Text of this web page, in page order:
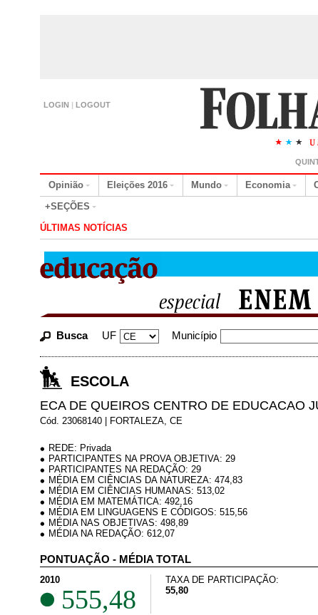
LOGIN | LOGOUT
Opinião Eleições 2016 Mundo Economia
+SEÇÕES
ÚLTIMAS NOTÍCIAS
Busca UF Município
ESCOLA
ECA DE QUEIROS CENTRO DE EDUCACAO
Cód. 23068140 | FORTALEZA, CE
REDE: Privada
PARTICIPANTES NA PROVA OBJETIVA: 29
PARTICIPANTES NA REDAÇÃO: 29
MÉDIA EM CIÊNCIAS DA NATUREZA: 474,83
MÉDIA EM CIÊNCIAS HUMANAS: 513,02
MÉDIA EM MATEMÁTICA: 492,16
MÉDIA EM LINGUAGENS E CÓDIGOS: 515,56
MÉDIA NAS OBJETIVAS: 498,89
MÉDIA NA REDAÇÃO: 612,07
PONTUAÇÃO - MÉDIA TOTAL
2010
555,48
TAXA DE PARTICIPAÇÃO:
55,80